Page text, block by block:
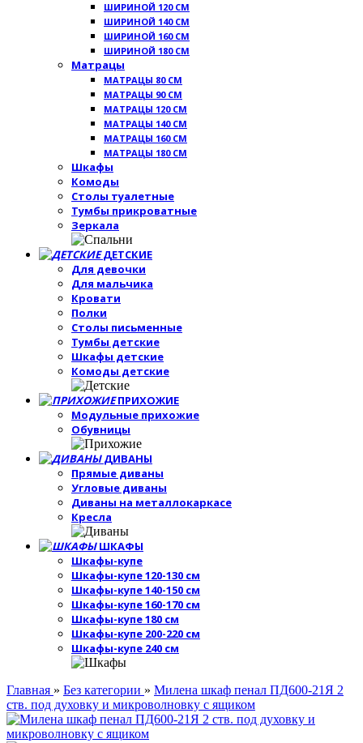
ШИРИНОЙ 120 СМ
ШИРИНОЙ 140 СМ
ШИРИНОЙ 160 СМ
ШИРИНОЙ 180 СМ
Матрацы
МАТРАЦЫ 80 СМ
МАТРАЦЫ 90 СМ
МАТРАЦЫ 120 СМ
МАТРАЦЫ 140 СМ
МАТРАЦЫ 160 СМ
МАТРАЦЫ 180 СМ
Шкафы
Комоды
Столы туалетные
Тумбы прикроватные
Зеркала
ДЕТСКИЕ
Для девочки
Для мальчика
Кровати
Полки
Столы письменные
Тумбы детские
Шкафы детские
Комоды детские
ПРИХОЖИЕ
Модульные прихожие
Обувницы
ДИВАНЫ
Прямые диваны
Угловые диваны
Диваны на металлокаркасе
Кресла
ШКАФЫ
Шкафы-купе
Шкафы-купе 120-130 см
Шкафы-купе 140-150 см
Шкафы-купе 160-170 см
Шкафы-купе 180 см
Шкафы-купе 200-220 см
Шкафы-купе 240 см
Главная » Без категории » Милена шкаф пенал ПД600-21Я 2
ств. под духовку и микроволновку с ящиком